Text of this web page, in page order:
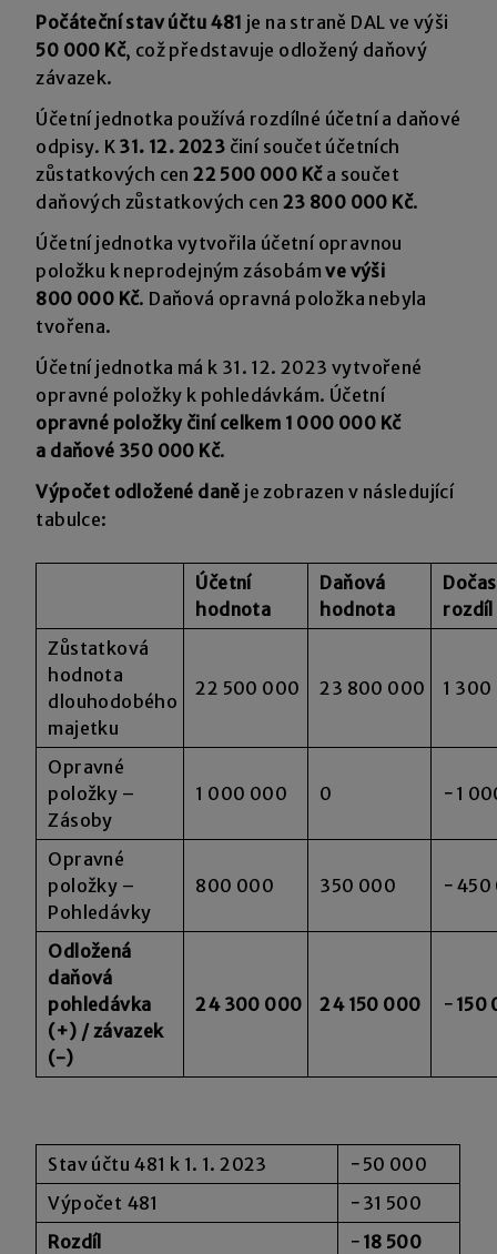
Počáteční stav účtu 481 je na straně DAL ve výši
50 000 Kč, což představuje odložený daňový
závazek.
Účetní jednotka používá rozdílné účetní a daňové
odpisy. K 31. 12. 2023 činí součet účetních
zůstatkových cen22 500 000 Kča součet
daňových zůstatkových cen 23 800 000 Kč.
Účetní jednotka vytvořila účetní opravnou
položku k neprodejným zásobámve výši
800 000 Kč. Daňová opravná položka nebyla
tvořena.
Účetní jednotka má k 31. 12. 2023 vytvořené
opravné položky k pohledávkám. Účetní
opravné položky činí celkem 1 000 000 Kč
a daňové 350 000 Kč.
Výpočet odložené daně je zobrazen v následující
tabulce:
Účetní
hodnota
Daňová
hodnota
rozdíl
Zůstatková
hodnota
dlouhodobého
majetku
22 500 000 23 800 000 1
Opravné
položky –
Zásoby
1 000 000 0 −1
Opravné
položky –
Pohledávky
800 000 350 000 −450
Odložená
daňová
pohledávka
(+) / závazek
(-)
24 300 000 24 150 000 − 150
Stav účtu 481 k 1. 1. 2023
−50 000
Výpočet 481
−31 500
Rozdíl
− 18 500